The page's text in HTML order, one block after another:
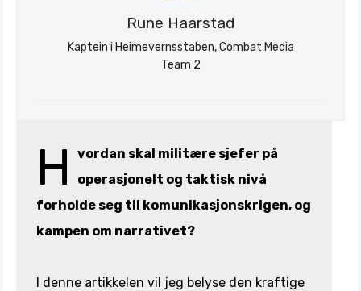
Rune Haarstad
Kaptein i Heimevernsstaben, Combat Media
Team 2
H
vordan skal militære sjefer på
operasjonelt og taktisk nivå
forholde seg til komunikasjonskrigen, og
kampen om narrativet?
I denne artikkelen vil jeg belyse den kraftige